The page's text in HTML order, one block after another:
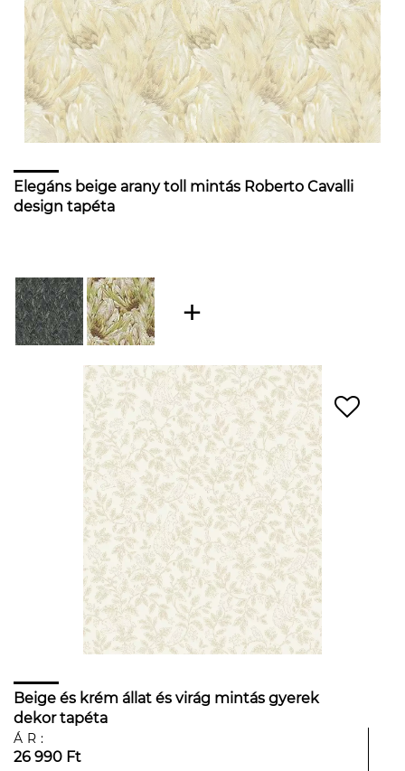
Elegáns beige arany toll mintás Roberto Cavalli
design tapéta
Beige és krém állat és virág mintás gyerek
dekor tapéta
ÁR:
26 990 Ft